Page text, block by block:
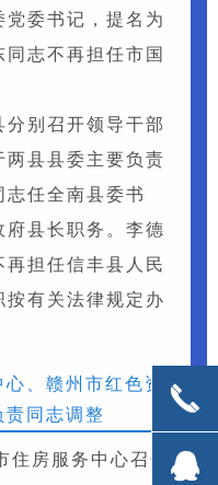
委书记，提名为
志不再担任市国
分别召开领导干部
县县委主要负责
志任全南县委书
县长职务。李德
担任信丰县人民
有关法律规定办
、赣州市红色资
责同志调整
住房服务中心召开
끅
뀩
끅
뀩